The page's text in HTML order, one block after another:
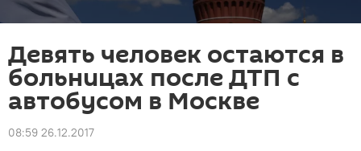
Девять человек остаются в
больницах после ДТП с
автобусом в Москве
08:59 26.12.2017